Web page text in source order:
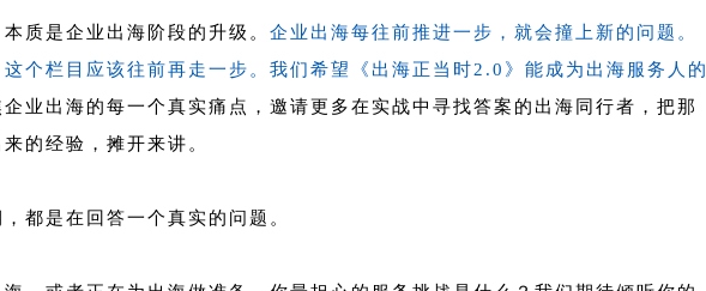
质是企业出海阶段的升级。 企业出海每往前推进一步，就会撞上新的问题。
个栏目应该往前再走一步。 我们希望《出海正当时2.0》能成为出海服务人的
企业出海的每一个真实痛点，邀请更多在实战中寻找答案的出海同行者，把那
的经验，摊开来讲。
都是在回答一个真实的问题。